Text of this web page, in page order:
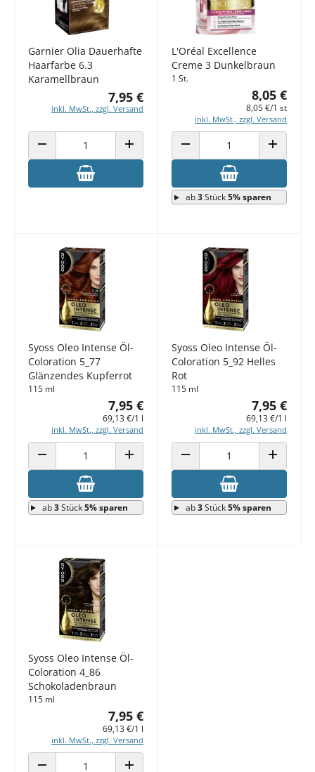
Garnier Olia Dauerhafte
Haarfarbe 6.3
Karamellbraun
7,95 €
inkl. MwSt., zzgl. Versand
ANZAHL VERRINGERN ANZAHL ERHÖHEN
L'Oréal Excellence
Creme 3 Dunkelbraun
1 St.
8,05 €
8,05 €/1 st
inkl. MwSt., zzgl. Versand
ANZAHL VERRINGERN ANZAHL
ab3Stück5% sparen
Syoss Oleo Intense Öl-
Coloration 5_77
Glänzendes Kupferrot
115 ml
7,95 €
69,13 €/1 l
inkl. MwSt., zzgl. Versand
ANZAHL VERRINGERN ANZAHL ERHÖHEN
ab3Stück5% sparen
Syoss Oleo Intense Öl-
Coloration 5_92 Helles
Rot
115 ml
7,95 €
69,13 €/1 l
inkl. MwSt., zzgl. Versand
ANZAHL VERRINGERN ANZAHL
ab3Stück5% sparen
Syoss Oleo Intense Öl-
Coloration 4_86
Schokoladenbraun
115 ml
7,95 €
69,13 €/1 l
inkl. MwSt., zzgl. Versand